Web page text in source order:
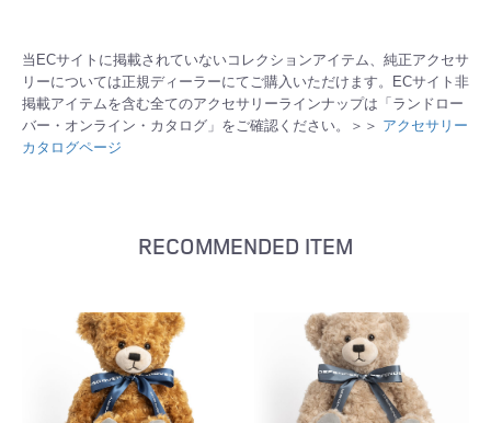
当ECサイトに掲載されていないコレクションアイテム、純正アクセサ
リーについては正規ディーラーにてご購入いただけます。ECサイト非
掲載アイテムを含む全てのアクセサリーラインナップは「ランドロー
バー・オンライン・カタログ」をご確認ください。＞＞ アクセサリー
カタログページ
RECOMMENDED ITEM